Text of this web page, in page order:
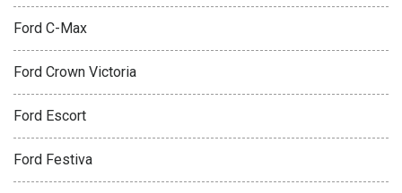
Ford C-Max
Ford Crown Victoria
Ford Escort
Ford Festiva